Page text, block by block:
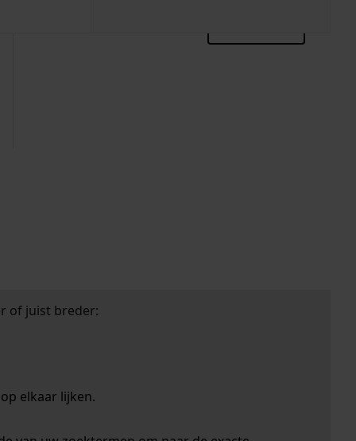
of juist breder:
elkaar lijken.